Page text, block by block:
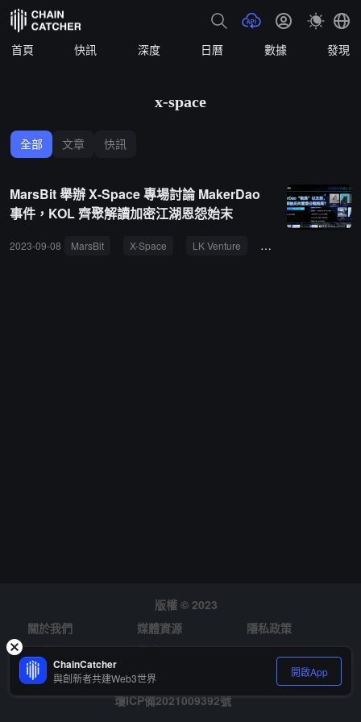
首頁 快訊 深度 日曆 數據 發現
x-space
全部 文章 快訊
MarsBit 舉辦 X-Space 專場討論 MakerDao
事件，KOL 齊聚解讀加密江湖恩怨始末
2023-09-08 MarsBit X-Space LK Venture NingNing
版權 © 2023
關於我們
媒體資源
隱私政策
風險提示
徵才
瓊ICP備2021009392號
ChainCatcher
與創新者共建Web3世界 開啟App